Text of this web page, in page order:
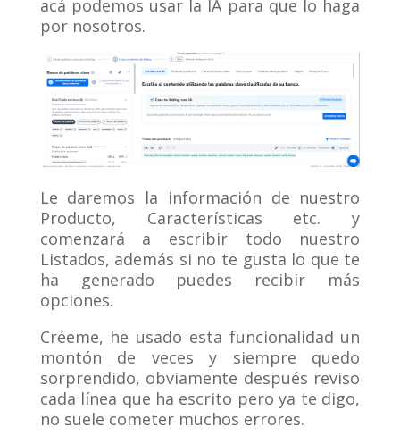
acá podemos usar la IA para que lo haga
por nosotros.
Le daremos la información de nuestro
Producto, Características etc. y
comenzará a escribir todo nuestro
Listados, además si no te gusta lo que te
ha generado puedes recibir más
opciones.
Créeme, he usado esta funcionalidad un
montón de veces y siempre quedo
sorprendido, obviamente después reviso
cada línea que ha escrito pero ya te digo,
no suele cometer muchos errores.